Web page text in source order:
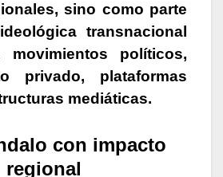
sino como parte
transnacional
movimientos políticos,
privado, plataformas
mediáticas.
con impacto
regional